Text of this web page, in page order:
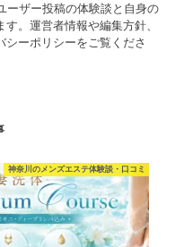
ーザー投稿の体験談と自身の
。運営者情報や編集方針、
ーポリシーをご覧くださ
神奈川のメンズエステ体験談・口コミ